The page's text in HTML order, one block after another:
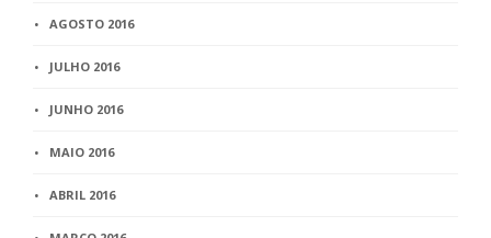
AGOSTO 2016
JULHO 2016
JUNHO 2016
MAIO 2016
ABRIL 2016